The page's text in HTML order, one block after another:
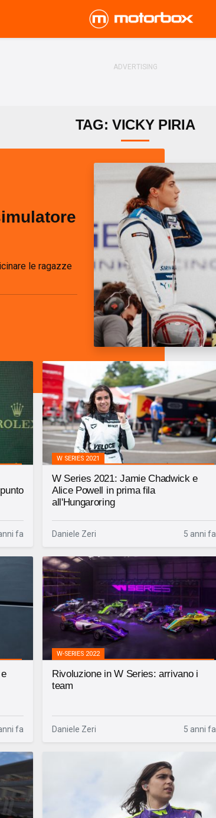
TAG: VICKY PIRIA
le ragazze
fa
W SERIES 2021
W Series 2021: Jamie Chadwick e
Alice Powell in prima fila
all'Hungaroring
Daniele Zeri 5 anni fa
fa
W-SERIES 2022
Rivoluzione in W Series: arrivano i
team
Daniele Zeri 5 anni fa